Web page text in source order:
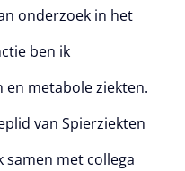
onderzoek in het
ben ik
en metabole ziekten.
van Spierziekten
samen met collega